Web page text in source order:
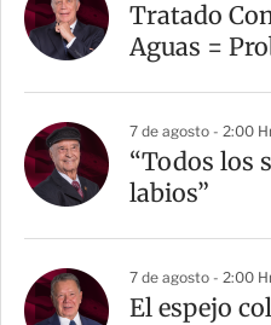
Tratado
Aguas =
7 de agosto - 2:00
“Todos los
labios”
7 de agosto - 2:00
El espejo